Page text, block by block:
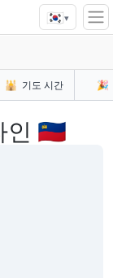
🇰🇷▾
🕌 기도 시간 🎉
인 🇱🇮